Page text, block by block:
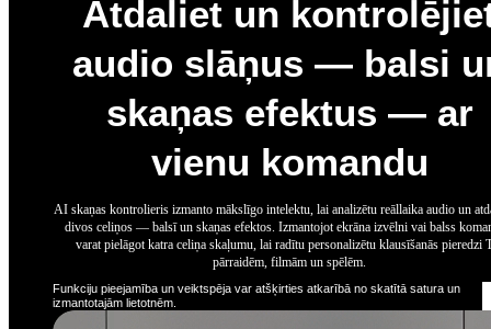
Atdaliet un
audio slāņus — balsi
skaņas efektus — ar
vienu komandu
AI skaņas kontrolieris izmanto mākslīgo intelektu, lai analizētu reāllaika audio un
divos celiņos — balsī un skaņas efektos. Izmantojot ekrāna izvēlni vai balss
varat pielāgot katra celiņa skaļumu, lai radītu personalizētu klausīšanās pieredzi
pārraidēm, filmām un spēlēm.
Funkciju pieejamība un veiktspēja var atšķirties atkarībā no skatītā satura un
izmantotajām lietotnēm.